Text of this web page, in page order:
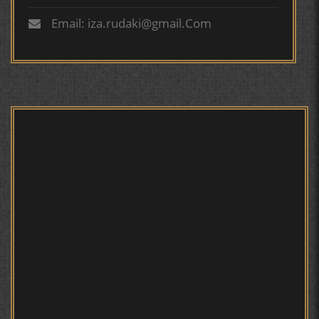
"ЧОНИ ШИРИН".ДАР
СЕҲРИ СУХАН ВА ҚУДРАТИ БАЁНИ УСТОД АЙНӢ
АБУАБДУЛЛОҲИ РӮДАКӢ ДАР ТАҲҚИҚИ ТОҶИДДИН
МАРДОНӢ УМРИДДИН ЮСУФӢ ИНСТИТУТИ ЗАБОН
Email: iza.rudaki@gmail.Com